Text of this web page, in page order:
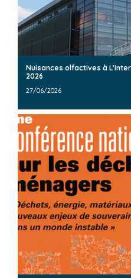
Nuisances olfactives à
2026
27/06/2026